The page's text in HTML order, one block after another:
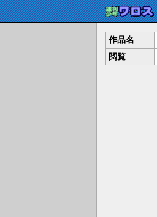
作品名
閲覧